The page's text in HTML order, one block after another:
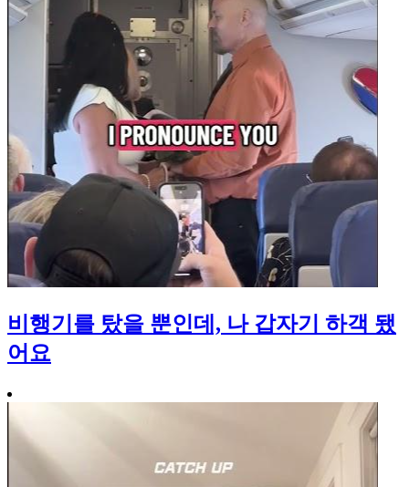
비행기를 탔을 뿐인데, 나 갑자기 하객 됐
어요